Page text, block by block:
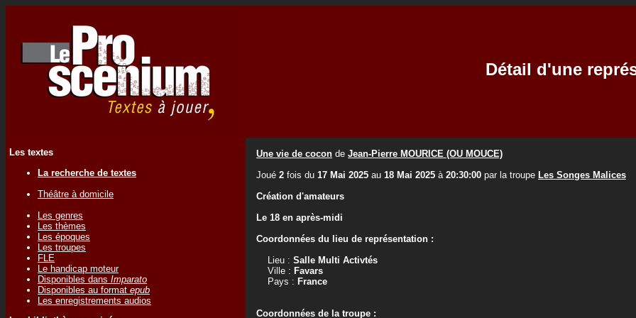
Détail d'une
Les textes
La recherche de textes
Théâtre à domicile
Les genres
Les thèmes
Les époques
Les troupes
FLE
Le handicap moteur
Disponibles dans Imparato
Disponibles au format epub
Les enregistrements audios
Une vie de cocon de Jean-Pierre MOURICE (OU MOUCE)
Joué 2 fois du 17 Mai 2025 au 18 Mai 2025 à 20:30:00 par la troupe Les Songes Malices
Création d'amateurs
Le 18 en après-midi
Coordonnées du lieu de représentation :
Lieu : Salle Multi Activtés
Ville : Favars
Pays : France
Coordonnées de la troupe :